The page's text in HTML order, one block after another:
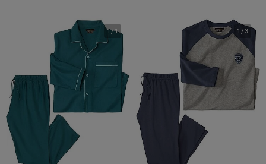
1/1 1 /3